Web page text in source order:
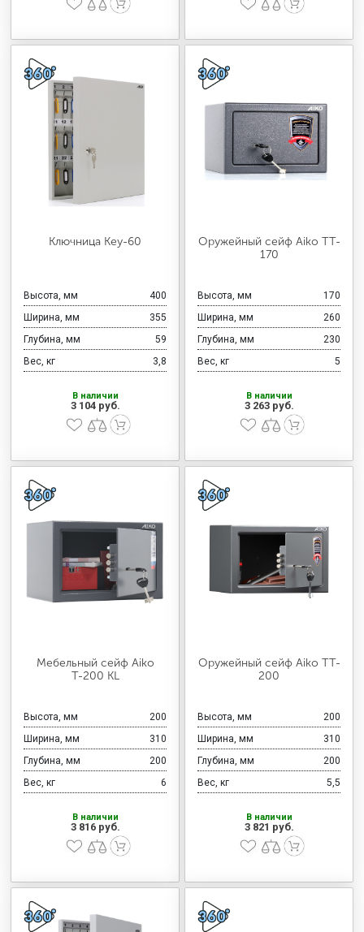
Ключница Key-60
Высота, мм
400
Ширина, мм
355
Глубина, мм
59
Вес, кг
3,8
В наличии
3 104 руб.
Оружейный сейф Aiko TT-
170
Высота, мм
170
Ширина, мм
260
Глубина, мм
230
Вес, кг
5
В наличии
3 263 руб.
Мебельный сейф Aiko
Т-200 KL
Высота, мм
200
Ширина, мм
310
Глубина, мм
200
Вес, кг
6
В наличии
3 816 руб.
Оружейный сейф Aiko TT-
200
Высота, мм
200
Ширина, мм
310
Глубина, мм
200
Вес, кг
5,5
В наличии
3 821 руб.